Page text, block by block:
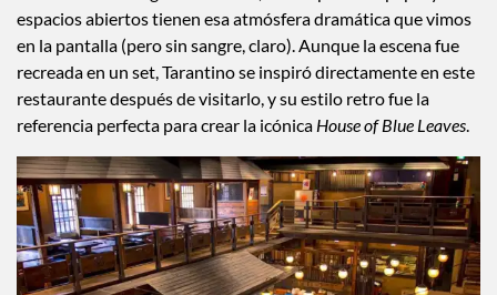
Desde la entrada, la fachada llama la atención por su estética
japonesa clásica, luminarias colgantes y un interior amplio de
dos niveles. Las vigas de madera, las lámparas de papel y los
espacios abiertos tienen esa atmósfera dramática que vimos
en la pantalla (pero sin sangre, claro). Aunque la escena fue
recreada en un set, Tarantino se inspiró directamente en este
restaurante después de visitarlo, y su estilo retro fue la
referencia perfecta para crear la icónicaHouse of Blue Leaves.